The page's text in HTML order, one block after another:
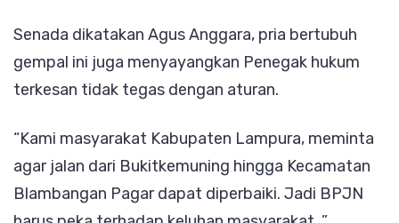
Senada dikatakan Agus Anggara, pria bertubuh
gempal ini juga menyayangkan Penegak hukum
terkesan tidak tegas dengan aturan.
“Kami masyarakat Kabupaten Lampura, meminta
agar jalan dari Bukitkemuning hingga Kecamatan
Blambangan Pagar dapat diperbaiki. Jadi BPJN